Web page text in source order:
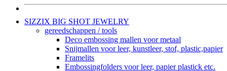
SIZZIX BIG SHOT JEWELRY
gereedschappen / tools
Deco embossing mallen voor metaal
Snijmallen voor leer, kunstleer, stof, plastic,papier
Framelits
Embossingfolders voor leer, papier plastick etc.